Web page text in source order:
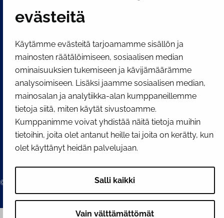
evästeitä
Käytämme evästeitä tarjoamamme sisällön ja
mainosten räätälöimiseen, sosiaalisen median
ominaisuuksien tukemiseen ja kävijämäärämme
analysoimiseen. Lisäksi jaamme sosiaalisen median,
mainosalan ja analytiikka-alan kumppaneillemme
tietoja siitä, miten käytät sivustoamme.
Kumppanimme voivat yhdistää näitä tietoja muihin
tietoihin, joita olet antanut heille tai joita on kerätty, kun
olet käyttänyt heidän palvelujaan.
Salli kaikki
Vain välttämättömät
SOSIAALINEN MEDIA
© 2026 Tornion kaupunki